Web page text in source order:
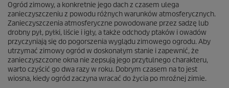
Ogród zimowy, a konkretnie jego dach z czasem ulega
zanieczyszczeniu z powodu różnych warunków atmosferycznych.
Zanieczyszczenia atmosferyczne powodowane przez sadzę lub
drobny pył, pyłki, liście i igły, a także odchody ptaków i owadów
przyczyniają się do pogorszenia wyglądu zimowego ogrodu. Aby
utrzymać zimowy ogród w doskonałym stanie i zapewnić, że
zanieczyszczone okna nie zepsują jego przytulnego charakteru,
warto czyścić go dwa razy w roku. Dobrym czasem na to jest
wiosna, kiedy ogród zaczyna wracać do życia po mroźnej zimie.